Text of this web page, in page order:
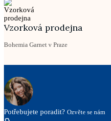
Vzorková prodejna
Bohemia Garnet v Praze
Potřebujete poradit? Ozvěte se nám